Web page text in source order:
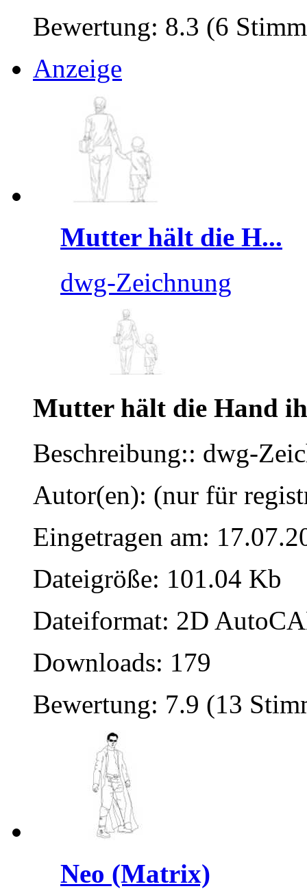
Bewertung: 8.3 (6
Anzeige
Mutter hält die H...
dwg-Zeichnung
Mutter hält die Hand
Beschreibung:: dwg-
Autor(en): (nur für
Eingetragen am:
Dateigröße: 101.04 Kb
Dateiformat: 2D
Downloads: 179
Bewertung: 7.9 (13
Neo (Matrix)